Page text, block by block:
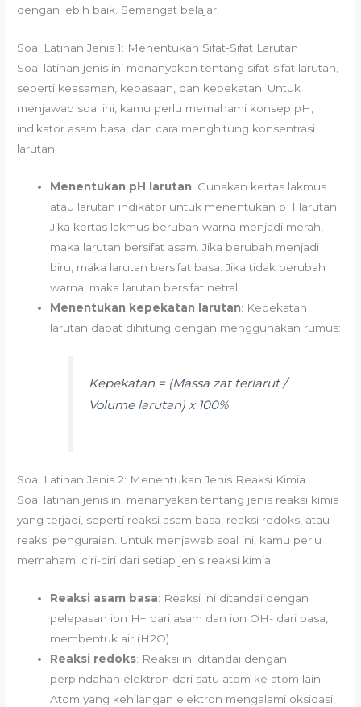
dengan lebih baik. Semangat belajar!
Soal Latihan Jenis 1: Menentukan Sifat-Sifat Larutan
Soal latihan jenis ini menanyakan tentang sifat-sifat larutan,
seperti keasaman, kebasaan, dan kepekatan. Untuk
menjawab soal ini, kamu perlu memahami konsep pH,
indikator asam basa, dan cara menghitung konsentrasi
larutan.
Menentukan pH larutan: Gunakan kertas lakmus
atau larutan indikator untuk menentukan pH larutan.
Jika kertas lakmus berubah warna menjadi merah,
maka larutan bersifat asam. Jika berubah menjadi
biru, maka larutan bersifat basa. Jika tidak berubah
warna, maka larutan bersifat netral.
Menentukan kepekatan larutan: Kepekatan
larutan dapat dihitung dengan menggunakan rumus:
Kepekatan = (Massa zat terlarut /
Volume larutan) x 100%
Soal Latihan Jenis 2: Menentukan Jenis Reaksi Kimia
Soal latihan jenis ini menanyakan tentang jenis reaksi kimia
yang terjadi, seperti reaksi asam basa, reaksi redoks, atau
reaksi penguraian. Untuk menjawab soal ini, kamu perlu
memahami ciri-ciri dari setiap jenis reaksi kimia.
Reaksi asam basa: Reaksi ini ditandai dengan
pelepasan ion H+ dari asam dan ion OH- dari basa,
membentuk air (H2O).
Reaksi redoks: Reaksi ini ditandai dengan
perpindahan elektron dari satu atom ke atom lain.
Atom yang kehilangan elektron mengalami oksidasi,